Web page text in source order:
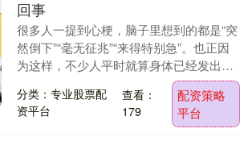
回事
很多人一提到心梗，脑子里想到的都是“突
然倒下”“毫无征兆”“来得特别急”。也正因
为这样，不少人平时就算身体已经发出提
醒，也常常当成累了、上火了、休息不
好，拖一拖....
分类：专业股票配
资平台
查看：
179
配资策略
平台